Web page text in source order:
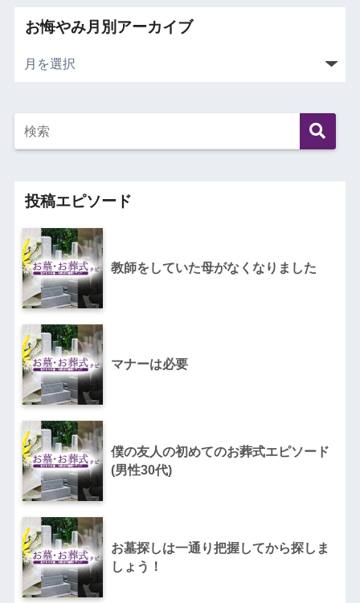
お悔やみ月別アーカイブ
投稿エピソード
教師をしていた母がなくなりました
マナーは必要
僕の友人の初めてのお葬式エピソード
(男性30代)
お墓探しは一通り把握してから探しま
しょう！